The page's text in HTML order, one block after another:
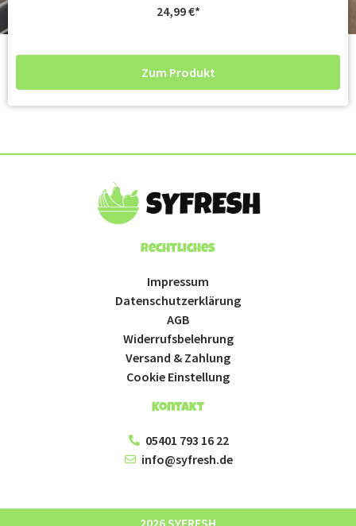
24,99€
Zum Produkt
Rechtliches
Impressum
Datenschutzerklärung
AGB
Widerrufsbelehrung
Versand & Zahlung
Cookie Einstellung
Kontakt
05401 793 16 22
info@syfresh.de